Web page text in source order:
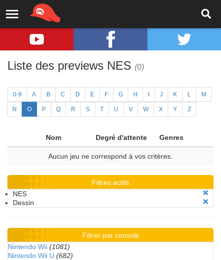
Liste des previews NES (0)
0-9 A B C D E F G H J K L M
N O P Q R S T U V W X Y Z
Nom Degré d'attente Genres
Aucun jeu ne correspond à vos critères.
Filtres actifs
NES
Dessin
Filtrer par console
Nintendo Wii (1081)
Nintendo Wii U (682)